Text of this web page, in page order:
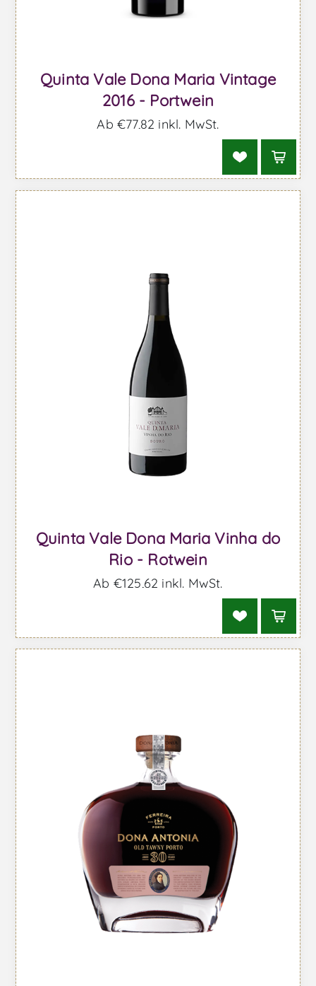
Quinta Vale Dona Maria Vintage
2016 - Portwein
Ab €77,82 inkl. MwSt.
Quinta Vale Dona Maria Vinha do
Rio - Rotwein
Ab €125,62 inkl. MwSt.